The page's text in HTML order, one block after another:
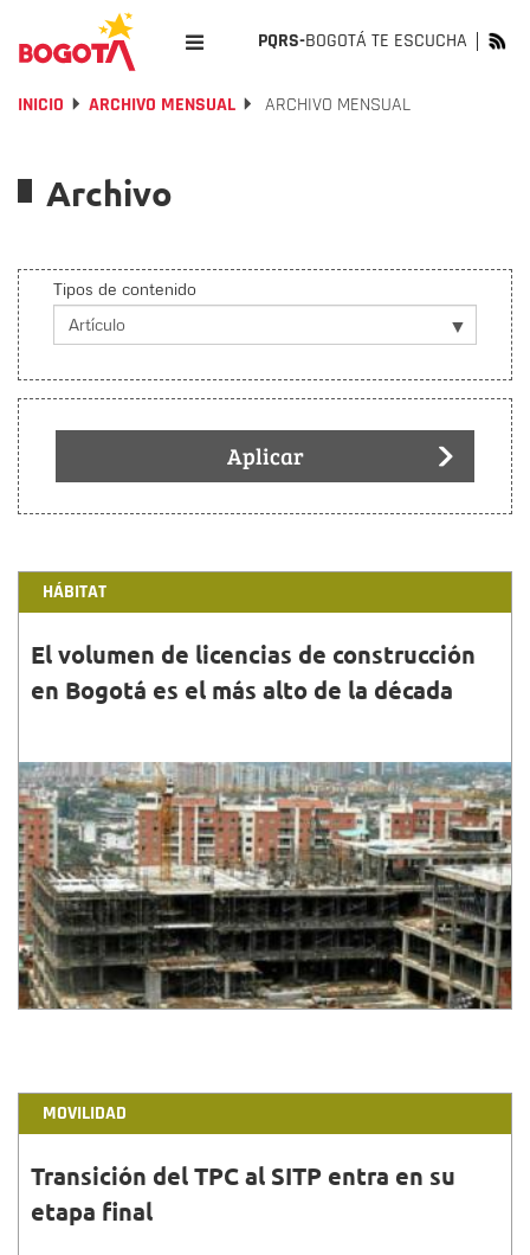
PQRS-BOGOTÁ TE ESCUCHA
INICIO ARCHIVO MENSUAL ARCHIVO MENSUAL
Archivo
Tipos de contenido
Aplicar
HÁBITAT
El volumen de licencias de construcción
en Bogotá es el más alto de la década
31•MAYO•2015
El alcalde Mayor de Bogotá, Gustavo Petro afirmó
que por primera vez en la historia de la ciudad se
construye vivienda de interés prioritario (VIP), par...
MOVILIDAD
Transición del TPC al SITP entra en su
etapa final